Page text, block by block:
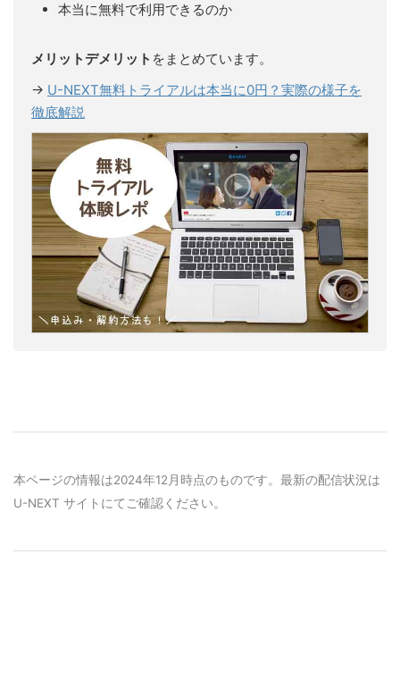
本当に無料で利用できるのか
メリットデメリット をまとめています。
→ U-NEXT無料トライアルは本当に0円？実際の様子を
徹底解説
本ページの情報は2024年12月時点のものです。最新の配信状況は
U-NEXT サイトにてご確認ください。